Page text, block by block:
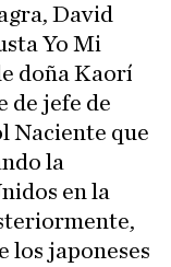
David
Yo Mi
doña Kaorí
de jefe de
Naciente que
la
en la
los japoneses